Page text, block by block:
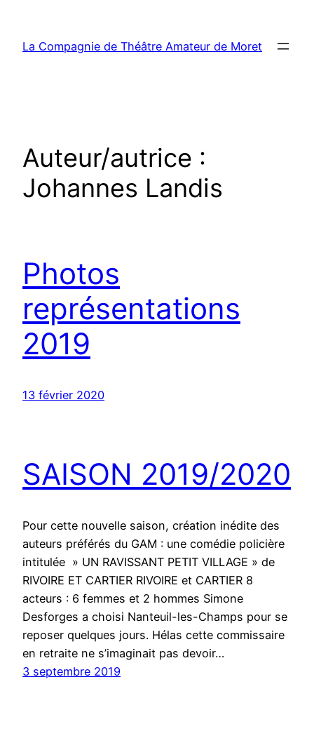
contenu
La Compagnie de Théâtre Amateur de Moret
Auteur/autrice :
Johannes Landis
Photos
représentations
2019
13 février 2020
SAISON 2019/2020
Pour cette nouvelle saison, création inédite des
auteurs préférés du GAM : une comédie policière
intitulée » UN RAVISSANT PETIT VILLAGE » de
RIVOIRE ET CARTIER RIVOIRE et CARTIER 8
acteurs : 6 femmes et 2 hommes Simone
Desforges a choisi Nanteuil-les-Champs pour se
reposer quelques jours. Hélas cette commissaire
en retraite ne s’imaginait pas devoir…
3 septembre 2019